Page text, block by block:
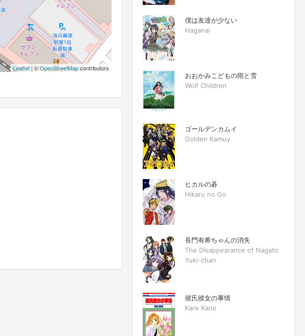
Leaflet | ©OpenStreetMapcontributors
僕は友達が少ない
Haganai
おおかみこどもの雨と雪
Wolf Children
ゴールデンカムイ
Golden Kamuy
ヒカルの碁
Hikaru no Go
長門有希ちゃんの消失
The Disappearance of Nagato
Yuki-chan
彼氏彼女の事情
Kare Kano